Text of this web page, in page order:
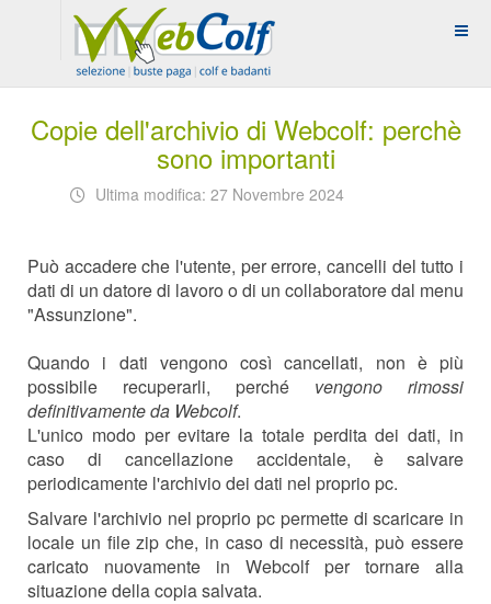
Copie dell'archivio di Webcolf: perchè
sono importanti
Ultima modifica: 27 Novembre 2024
Può accadere che l'utente, per errore, cancelli del tutto i
dati di un datore di lavoro o di un collaboratore dal menu
"Assunzione".
Quando i dati vengono così cancellati, non è più
possibile recuperarli, perché vengono rimossi
definitivamente da Webcolf.
L'unico modo per evitare la totale perdita dei dati, in
caso di cancellazione accidentale, è salvare
periodicamente l'archivio dei dati nel proprio pc.
Salvare l'archivio nel proprio pc permette di scaricare in
locale un file zip che, in caso di necessità, può essere
caricato nuovamente in Webcolf per tornare alla
situazione della copia salvata.